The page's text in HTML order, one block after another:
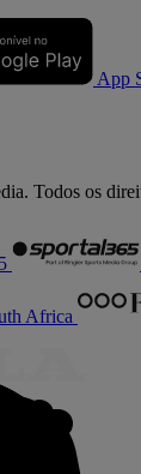
App
Todos os
Africa